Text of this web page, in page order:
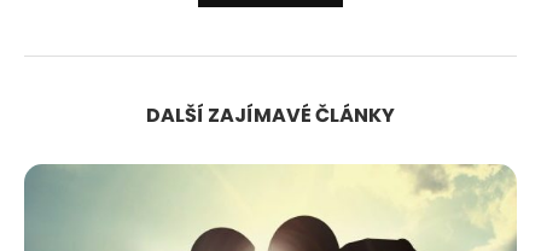
DALŠÍ ZAJÍMAVÉ ČLÁNKY